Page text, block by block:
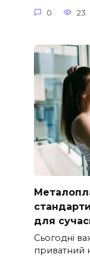
0 23
для
Сьогодні
приватний